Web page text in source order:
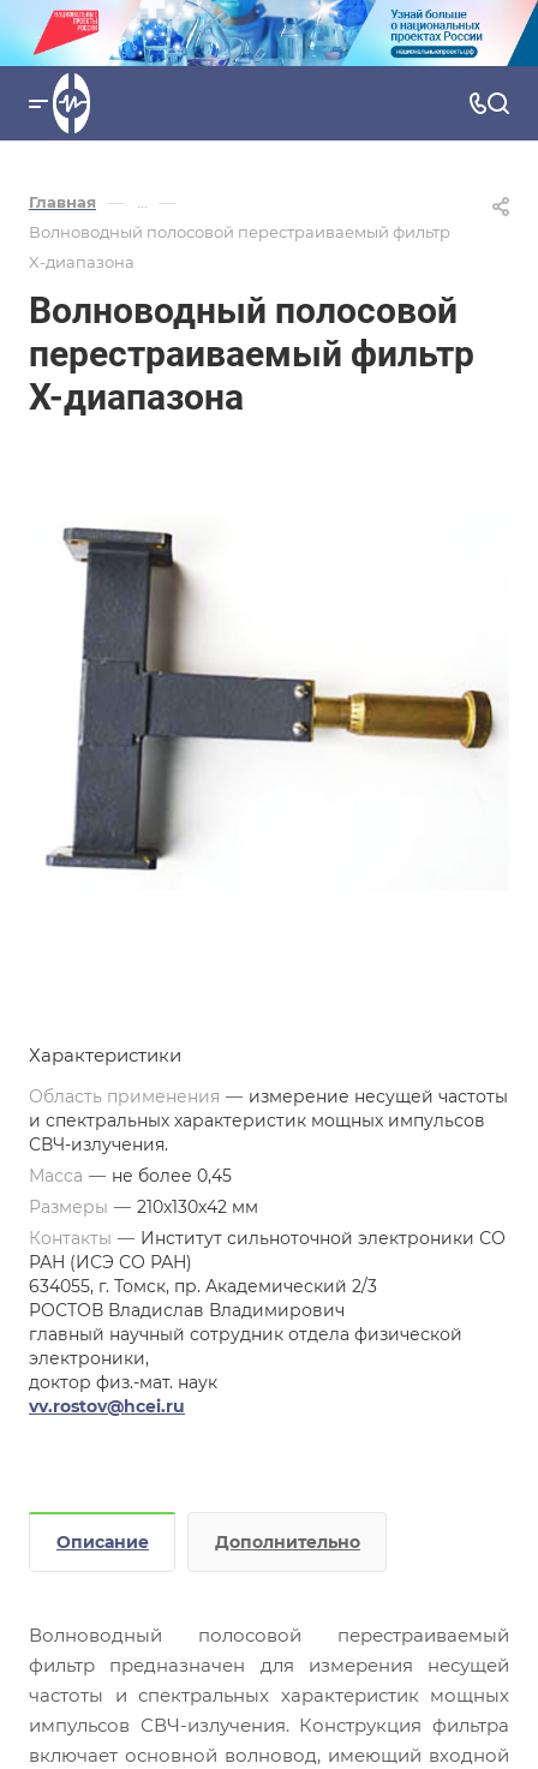
Главная — ... —
Волноводный полосовой перестраиваемый фильтр
X-диапазона
Волноводный полосовой
перестраиваемый фильтр
X-диапазона
Характеристики
Область применения — измерение несущей частоты
и спектральных характеристик мощных импульсов
СВЧ-излучения.
Масса — не более 0,45
Размеры — 210x130x42 мм
Контакты — Институт сильноточной электроники СО
РАН (ИСЭ СО РАН)
634055, г. Томск, пр. Академический 2/3
РОСТОВ Владислав Владимирович
главный научный сотрудник отдела физической
электроники,
доктор физ.-мат. наук
vv.rostov@hcei.ru
Описание Дополнительно
Волноводный полосовой перестраиваемый
фильтр предназначен для измерения несущей
частоты и спектральных характеристик мощных
импульсов СВЧ-излучения. Конструкция фильтра
включает основной волновод, имеющий входной